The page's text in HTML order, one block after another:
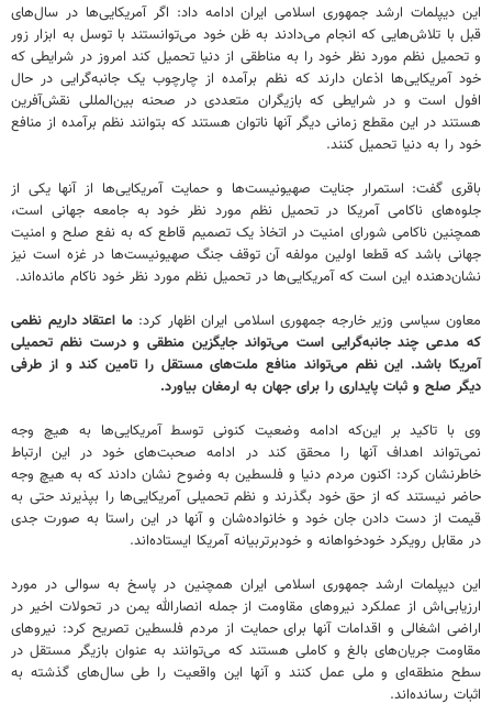
این دیپلمات ارشد جمهوری اسلامی ایران ادامه داد: اگر آمریکایی‌ها در سال‌های
قبل با تلاش‌هایی که انجام می‌دادند به ظن خود می‌توانستند با توسل به ابزار زور
و تحمیل نظم مورد نظر خود را به مناطقی از دنیا تحمیل کند امروز در شرایطی که
خود آمریکایی‌ها اذعان دارند که نظم برآمده از چارچوب یک جانبه‌گرایی در حال
افول است و در شرایطی که بازیگران متعددی در صحنه بین‌المللی نقش‌آفرین
هستند در این مقطع زمانی دیگر آنها ناتوان هستند که بتوانند نظم برآمده از منافع
خود را به دنیا تحمیل کنند.
باقری گفت: استمرار جنایت صهیونیست‌ها و حمایت آمریکایی‌ها از آنها یکی از
جلوه‌های ناکامی آمریکا در تحمیل نظم مورد نظر خود به جامعه جهانی است،
همچنین ناکامی شورای امنیت در اتخاذ یک تصمیم قاطع که به نفع صلح و امنیت
جهانی باشد که قطعا اولین مولفه آن توقف جنگ صهیونیست‌ها در غزه است نیز
نشان‌دهنده این است که آمریکایی‌ها در تحمیل نظم مورد نظر خود ناکام مانده‌اند.
معاون سیاسی وزیر خارجه جمهوری اسلامی ایران اظهار کرد:ما اعتقاد داریم نظمی
که مدعی چند جانبه‌گرایی است می‌تواند جایگزین منطقی و درست نظم تحمیلی
آمریکا باشد. این نظم می‌تواند منافع ملت‌های مستقل را تامین کند و از طرفی
دیگر صلح و ثبات پایداری را برای جهان به ارمغان بیاورد.
وی با تاکید بر این‌که ادامه وضعیت کنونی توسط آمریکایی‌ها به هیچ وجه
نمی‌تواند اهداف آنها را محقق کند در ادامه صحبت‌های خود در این ارتباط
خاطرنشان کرد: اکنون مردم دنیا و فلسطین به وضوح نشان دادند که به هیچ وجه
حاضر نیستند که از حق خود بگذرند و نظم تحمیلی آمریکایی‌ها را بپذیرند حتی به
قیمت از دست دادن جان خود و خانواده‌شان و آنها در این راستا به صورت جدی
در مقابل رویکرد خودخواهانه و خودبرتربیانه آمریکا ایستاده‌اند.
این دیپلمات ارشد جمهوری اسلامی ایران همچنین در پاسخ به سوالی در مورد
ارزیابی‌اش از عملکرد نیروهای مقاومت از جمله انصارالله یمن در تحولات اخیر در
اراضی اشغالی و اقدامات آنها برای حمایت از مردم فلسطین تصریح کرد: نیروهای
مقاومت جریان‌های بالغ و کاملی هستند که می‌توانند به عنوان بازیگر مستقل در
سطح منطقه‌ای و ملی عمل کنند و آنها این واقعیت را طی سال‌های گذشته به
اثبات رسانده‌اند.